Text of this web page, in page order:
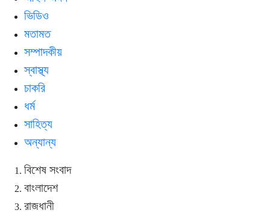
ভিডিও
মতামত
সম্পাদকীয়
স্বাস্থ্য
চাকরি
ধর্ম
সাহিত্য
অন্যান্য
বিশেষ সংবাদ
বাংলাদেশ
রাজধানী